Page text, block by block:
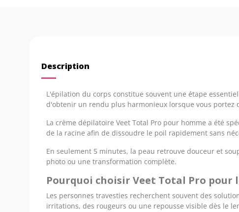
Description
L'épilation du corps constitue souvent une étape
d'obtenir un rendu plus harmonieux lorsque vous portez
La crème dépilatoire Veet Total Pro pour homme a été
de la racine afin de dissoudre le poil rapidement sans
En seulement 5 minutes, la peau retrouve douceur et
photo ou une transformation complète.
Pourquoi choisir Veet Total Pro pour
Les personnes travesties recherchent souvent des
irritations, des rougeurs ou une repousse visible dès le